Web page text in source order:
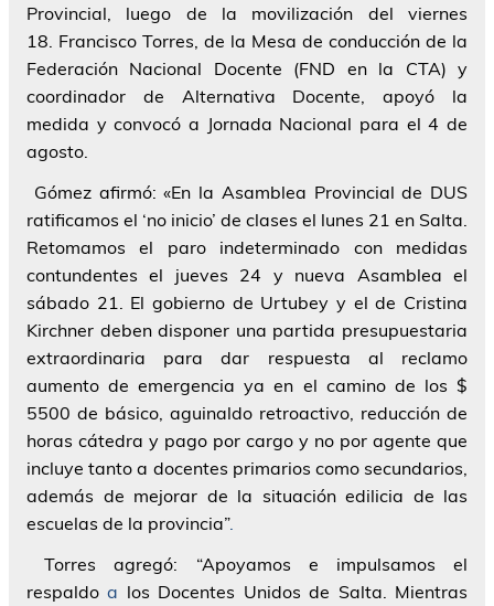
Provincial, luego de la movilización del viernes
18. Francisco Torres, de la Mesa de conducción de la
Federación Nacional Docente (FND en la CTA) y
coordinador de Alternativa Docente, apoyó la
medida y convocó a Jornada Nacional para el 4 de
agosto.
Gómezafirmó: «En la Asamblea Provincial de DUS
ratificamos el ‘no inicio’ de clases el lunes 21 en Salta.
Retomamos el paro indeterminado con medidas
contundentes el jueves 24 y nueva Asamblea el
sábado 21. El gobierno de Urtubey y el de Cristina
Kirchner deben disponer una partida presupuestaria
extraordinaria para dar respuesta al reclamo
aumento de emergencia ya en el camino de los $
5500 de básico, aguinaldo retroactivo, reducción de
horas cátedra y pago por cargo y no por agente que
incluye tanto a docentes primarios como secundarios,
además de mejorar de la situación edilicia de las
escuelas de la provincia”.
Torres
agregó: “Apoyamos e impulsamos el
respaldoa los Docentes Unidos de Salta. Mientras